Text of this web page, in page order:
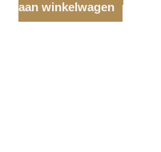
aan winkelwagen